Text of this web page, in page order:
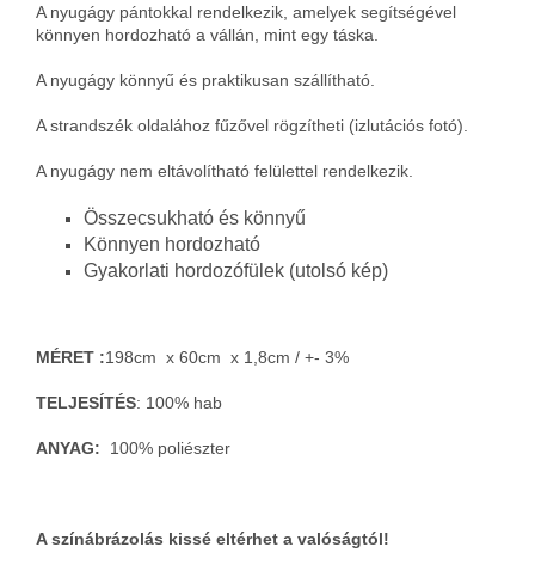
A nyugágy pántokkal rendelkezik, amelyek segítségével
könnyen hordozható a vállán, mint egy táska.
A nyugágy könnyű és praktikusan szállítható.
A strandszék oldalához fűzővel rögzítheti (izlutációs fotó).
A nyugágy nem eltávolítható felülettel rendelkezik.
Összecsukható és könnyű
Könnyen hordozható
Gyakorlati hordozófülek (utolsó kép)
MÉRET :198cm x 60cm x 1,8cm / +- 3%
TELJESÍTÉS: 100% hab
ANYAG: 100% poliészter
A színábrázolás kissé eltérhet a valóságtól!